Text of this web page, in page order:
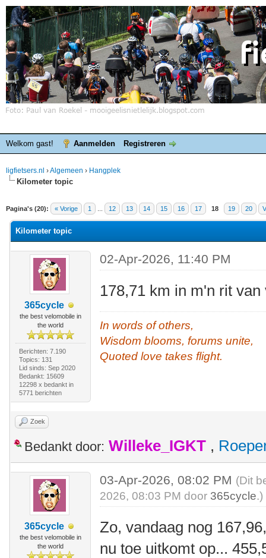
Welkom gast! Aanmelden Registreren
ligfietsers.nl ›Algemeen › Hangplek
Kilometer topic
Pagina's (20): « Vorige 1 12 13 14 15 16 17 18 19 20
waardering is 0
Kilometer topic
365cycle
the best velomobile in
the world
Berichten: 7.190
Topics: 131
Lid sinds: Sep 2020
Bedankt: 15609
12298 x bedankt in
5771 berichten
02-Apr-2026, 11:40 PM
178,71 km in m'n rit
In words of others,
Wisdom blooms, forums unite,
Quoted love takes flight.
Zoek
Bedankt door: Willeke_IGKT ,
365cycle
the best velomobile in
the world
03-Apr-2026, 08:02 PM (Dit
2026, 08:03 PM door 365cycle.)
Zo, vandaag nog
nu toe uitkomt op...